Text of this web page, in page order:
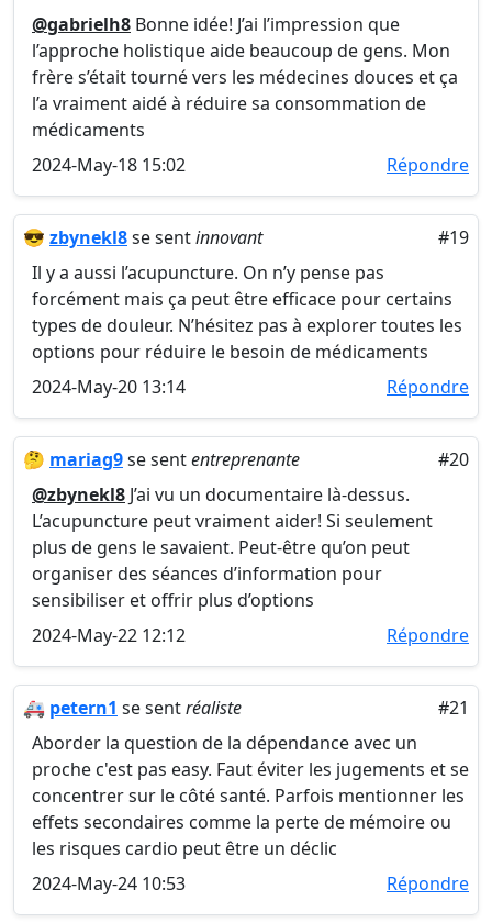
@gabrielh8 Bonne idée! J’ai l’impression que
l’approche holistique aide beaucoup de gens. Mon
frère s’était tourné vers les médecines douces et ça
l’a vraiment aidé à réduire sa consommation de
médicaments
2024-May-18 15:02
Répondre
😎 zbynekl8se sentinnovant
#19
Il y a aussi l’acupuncture. On n’y pense pas
forcément mais ça peut être efficace pour certains
types de douleur. N’hésitez pas à explorer toutes les
options pour réduire le besoin de médicaments
2024-May-20 13:14
Répondre
🤔 mariag9se sententreprenante
#20
@zbynekl8 J’ai vu un documentaire là-dessus.
L’acupuncture peut vraiment aider! Si seulement
plus de gens le savaient. Peut-être qu’on peut
organiser des séances d’information pour
sensibiliser et offrir plus d’options
2024-May-22 12:12
Répondre
🚑 petern1 se sentréaliste
#21
Aborder la question de la dépendance avec un
proche c'est pas easy. Faut éviter les jugements et se
concentrer sur le côté santé. Parfois mentionner les
effets secondaires comme la perte de mémoire ou
les risques cardio peut être un déclic
2024-May-24 10:53
Répondre